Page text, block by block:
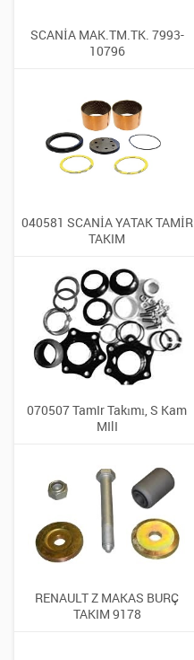
SCANİA MAK.TM.TK. 7993-
10796
040581 SCANİA YATAK TAMİR
TAKIM
070507 TamIr Takımı, S Kam
MIlI
RENAULT Z MAKAS BURÇ
TAKIM 9178